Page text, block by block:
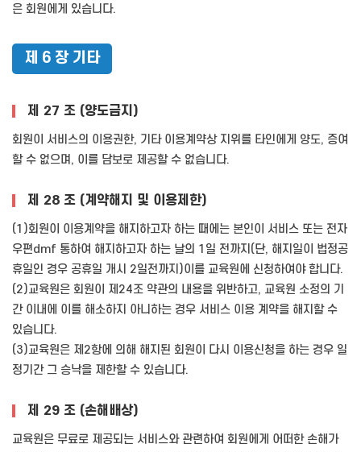
은 회원에게 있습니다.
제 6 장 기타
제 27 조 (양도금지)
회원이 서비스의 이용권한, 기타 이용계약상 지위를 타인에게 양도, 증여
할 수 없으며, 이를 담보로 제공할 수 없습니다.
제 28 조 (계약해지 및 이용제한)
(1)회원이 이용계약을 해지하고자 하는 때에는 본인이 서비스 또는 전자
우편dmf 통하여 해지하고자 하는 날의 1일 전까지(단, 해지일이 법정공
휴일인 경우 공휴일 개시 2일전까지)이를 교육원에 신청하여야 합니다.
(2)교육원은 회원이 제24조 약관의 내용을 위반하고, 교육원 소정의 기
간 이내에 이를 해소하지 아니하는 경우 서비스 이용 계약을 해지할 수
있습니다.
(3)교육원은 제2항에 의해 해지된 회원이 다시 이용신청을 하는 경우 일
정기간 그 승낙을 제한할 수 있습니다.
제 29 조 (손해배상)
교육원은 무료로 제공되는 서비스와 관련하여 회원에게 어떠한 손해가